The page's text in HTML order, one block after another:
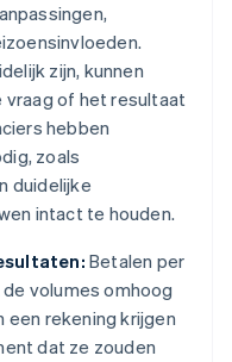
zijn, kunnen
vraag of het resultaat
hebben
zoals
duidelijke
intact te houden.
Betalen per
volumes omhoog
een rekening krijgen
dat ze zouden